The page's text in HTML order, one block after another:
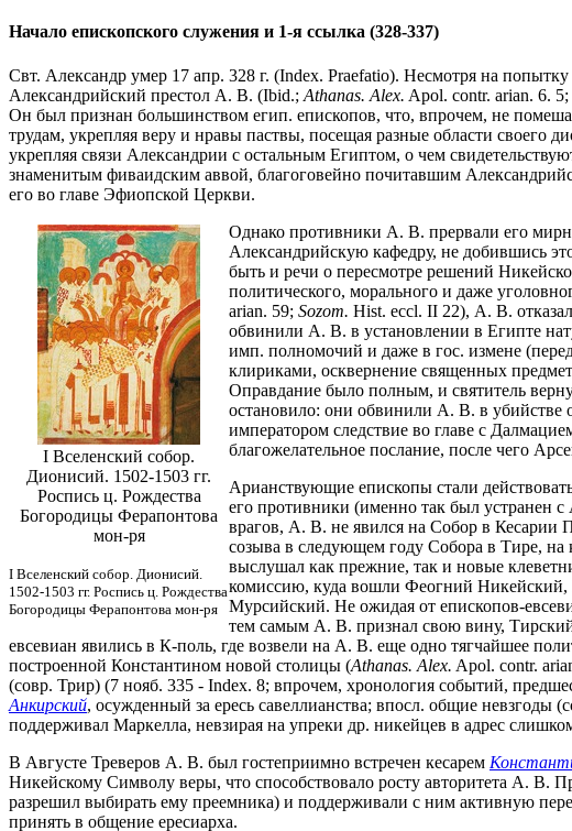
Начало епископского служения и 1-я ссылка (328-337)
Свт. Александр умер 17 апр. 328 г. (Index. Praefatio). Несмотря на
Александрийский престол А. В. (Ibid.; Athanas. Alex. Apol. contr. arian. 6. 5;
Он был признан большинством егип. епископов, что, впрочем, не
трудам, укрепляя веру и нравы паствы, посещая разные области своего
укрепляя связи Александрии с остальным Египтом, о чем
знаменитым фиваидским аввой, благоговейно почитавшим
его во главе Эфиопской Церкви.
I Вселенский собор.
Дионисий. 1502-1503 гг.
Роспись ц. Рождества
Богородицы Ферапонтова
мон-ря
I Вселенский собор. Дионисий.
1502-1503 гг. Роспись ц. Рождества
Богородицы Ферапонтова мон-ря
Однако противники А. В. прервали его
Александрийскую кафедру, не добившись
быть и речи о пересмотре решений
политического, морального и даже
arian. 59; Sozom. Hist. eccl. II 22), А. В.
обвинили А. В. в установлении в Египте
имп. полномочий и даже в гос. измене
клириками, осквернение священных
Оправдание было полным, и святитель
остановило: они обвинили А. В. в убийстве
императором следствие во главе с
благожелательное послание, после чего
Арианствующие епископы стали
его противники (именно так был устранен
врагов, А. В. не явился на Собор в Кесарии
созыва в следующем году Собора в Тире,
выслушал как прежние, так и новые
комиссию, куда вошли Феогний Никейский,
Мурсийский. Не ожидая от епископов-
тем самым А. В. признал свою вину,
евсевиан явились в К-поль, где возвели на А. В. еще одно тягчайшее
построенной Константином новой столицы (Athanas. Alex. Apol. contr.
(совр. Трир) (7 нояб. 335 - Index. 8; впрочем, хронология событий,
Анкирский, осужденный за ересь савеллианства; впосл. общие
поддерживал Маркелла, невзирая на упреки др. никейцев в адрес
В Августе Треверов А. В. был гостеприимно встречен кесарем
Никейскому Символу веры, что способствовало росту авторитета А. В.
разрешил выбирать ему преемника) и поддерживали с ним активную
принять в общение ересиарха.